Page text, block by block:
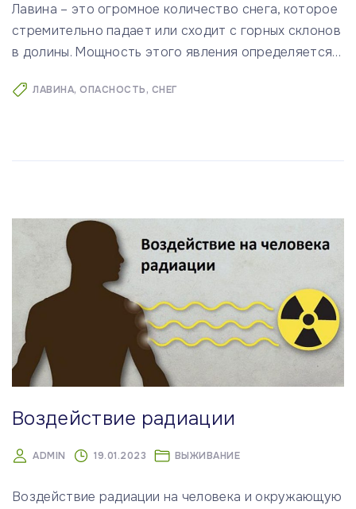
Лавина – это огромное количество снега, которое
стремительно падает или сходит с горных склонов
в долины. Мощность этого явления определяется…
ЛАВИНА ОПАСНОСТЬ СНЕГ
Воздействие радиации
ADMIN 19.01.2023 ВЫЖИВАНИЕ
Воздействие радиации на человека и окружающую